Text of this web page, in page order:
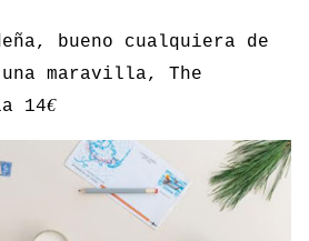
bueno cualquiera de
maravilla, The
14€